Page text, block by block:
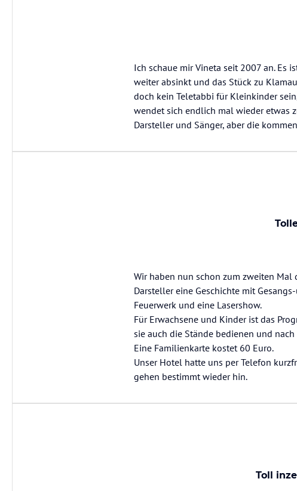
Ich schaue mir Vineta seit 2007 an. Es
weiter absinkt und das Stück zu
doch kein Teletabbi für Kleinkinder
wendet sich endlich mal wieder etwas
Darsteller und Sänger, aber die
Wir haben nun schon zum zweiten
Darsteller eine Geschichte mit
Feuerwerk und eine Lasershow.
Für Erwachsene und Kinder ist das
sie auch die Stände bedienen und
Eine Familienkarte kostet 60 Euro.
Unser Hotel hatte uns per Telefon
gehen bestimmt wieder hin.
Toll